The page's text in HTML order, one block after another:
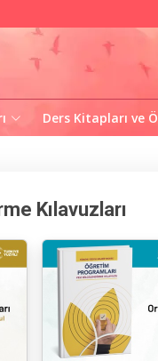
Ders Kitapları ve
Kılavuzları